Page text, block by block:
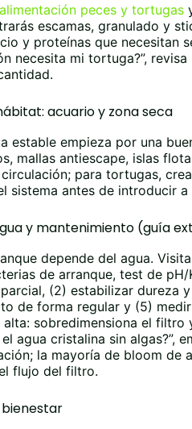
alimentación peces y tortugas
escamas, granulado y
y proteínas que necesitan
necesita mi tortuga?”,
acuario y zona seca
estable empieza por una
mallas antiescape, islas
para tortugas,
sistema antes de introducir
y mantenimiento (guía
depende del agua. Visita
de arranque, test de
(2) estabilizar dureza
de forma regular y (5)
alta: sobredimensiona el
el agua cristalina sin
la mayoría de bloom de
flujo del filtro.